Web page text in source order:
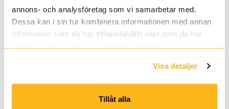
annons- och analysföretag som vi samarbetar med.
Dessa kan i sin tur kombinera informationen med annan
information som du har tillhandahållit eller som de har
samlat in när du har använt deras tjänster.
Visa detaljer
Tillåt alla
84
25/26_1
111
24/25_1
Candide